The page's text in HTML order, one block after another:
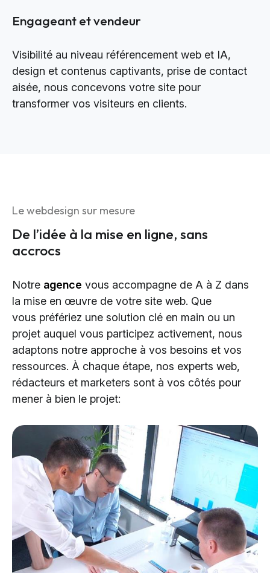
Engageant et vendeur
Visibilité au niveau référencement web et IA,
design et contenus captivants, prise de contact
aisée, nous concevons votre site pour
transformer vos visiteurs en clients.
Le webdesign sur mesure
De l’idée à la mise en ligne, sans
accrocs
Notre agence vous accompagne de A à Z dans
la mise en œuvre de votre site web. Que
vous préfériez une solution clé en main ou un
projet auquel vous participez activement, nous
adaptons notre approche à vos besoins et vos
ressources. À chaque étape, nos experts web,
rédacteurs et marketers sont à vos côtés pour
mener à bien le projet: